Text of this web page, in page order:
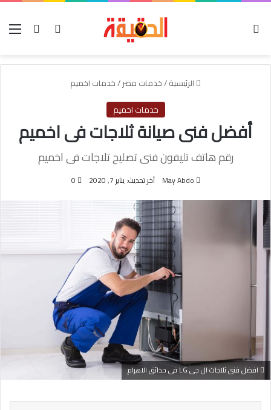
بحث عنتسجيل
الرئيسية/خدمات مصر/خدمات اخميم
خدمات اخميم
أفضل فنى صيانة ثلاجات فى اخميم
رقم هاتف تليفون فنى تصليح تلاجات فى اخميم
May Abdo آخر تحديث: يناير 7, 2020 0
افضل فنى ثلاجات ال جى LG فى حدائق الاهرام